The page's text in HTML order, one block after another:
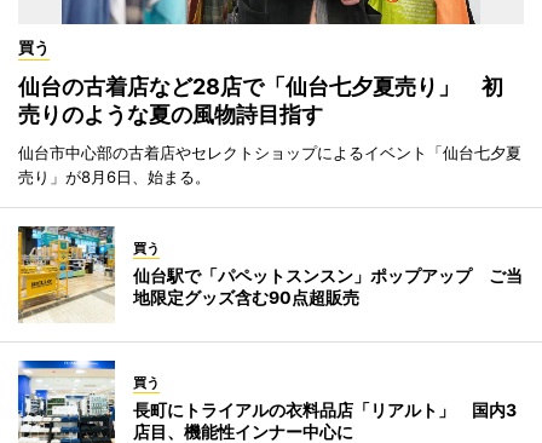
買う
仙台の古着店など28店で「仙台七夕夏売り」 初
売りのような夏の風物詩目指す
仙台市中心部の古着店やセレクトショップによるイベント「仙台七夕夏
売り」が8月6日、始まる。
買う
仙台駅で「パペットスンスン」ポップアップ ご当
地限定グッズ含む90点超販売
買う
長町にトライアルの衣料品店「リアルト」 国内3
店目、機能性インナー中心に